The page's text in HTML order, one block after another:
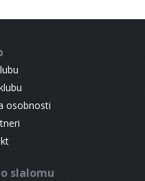
osobnosti
slalomu